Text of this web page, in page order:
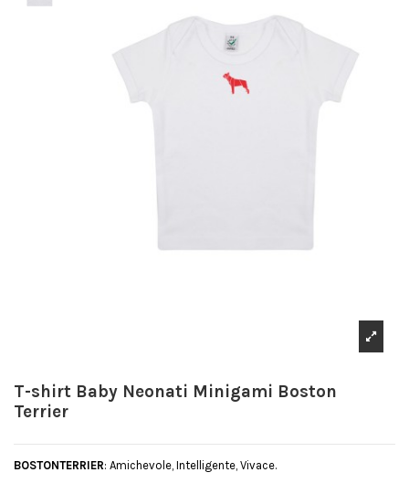
T-shirt Baby Neonati Minigami Boston
Terrier
BOSTONTERRIER: Amichevole, Intelligente, Vivace.